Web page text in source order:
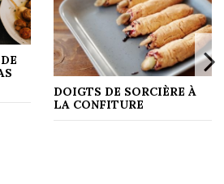
DOIGTS DE SORCIÈRE À
LA CONFITURE